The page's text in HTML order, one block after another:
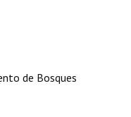
de Bosques